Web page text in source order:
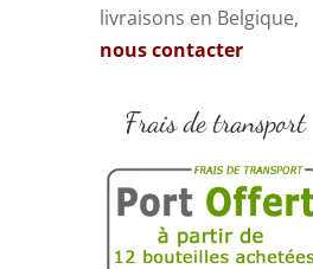
livraisons en Belgique,
nous contacter
Frais de transport